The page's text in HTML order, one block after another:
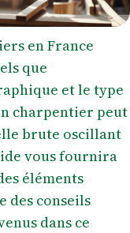
en France
que
et le type
charpentier peut
brute oscillant
vous fournira
éléments
des conseils
dans ce